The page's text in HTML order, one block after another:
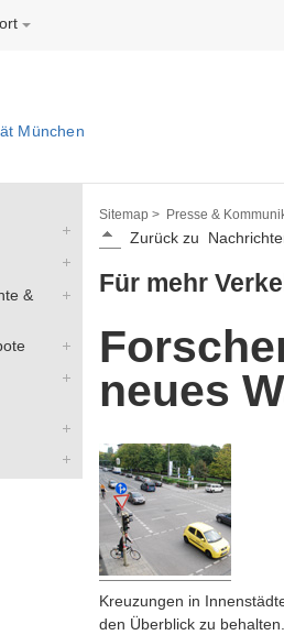
München
&
Sitemap > Presse &
Zurück zu
Für mehr
neues
Kreuzungen in
den Überblick zu behalten.